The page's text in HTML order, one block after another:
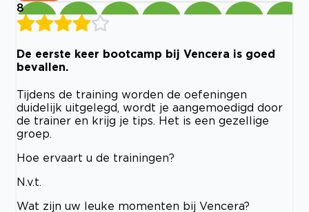
8
De eerste keer bootcamp bij Vencera is goed
bevallen.
Tijdens de training worden de oefeningen
duidelijk uitgelegd, wordt je aangemoedigd door
de trainer en krijg je tips. Het is een gezellige
groep.
Hoe ervaart u de trainingen?
N.v.t.
Wat zijn uw leuke momenten bij Vencera?